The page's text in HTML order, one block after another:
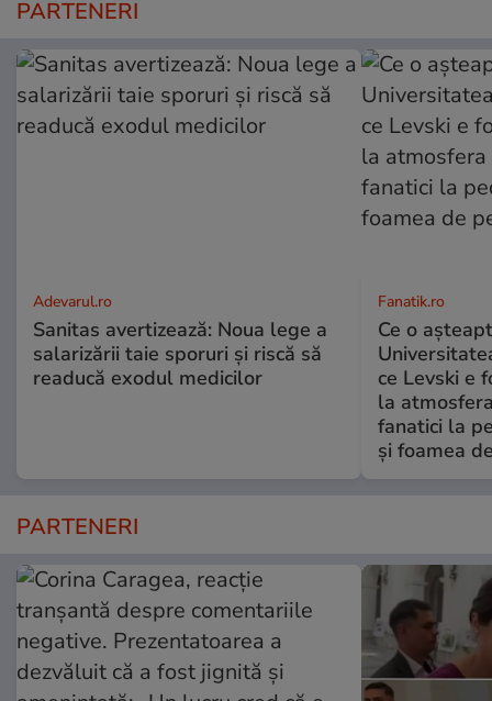
PARTENERI
Adevarul.ro
Sanitas avertizează: Noua lege a
salarizării taie sporuri și riscă să
readucă exodul medicilor
Fanatik.ro
Ce o
ce Levski e
la
fanatici la
şi foamea
PARTENERI